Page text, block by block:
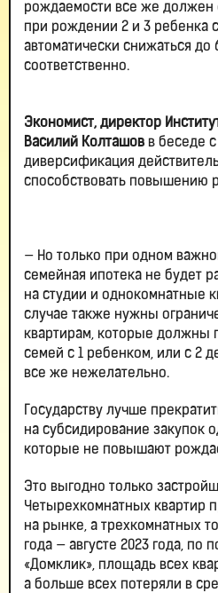
рождаемости все же должен
при рождении 2 и 3 ребенка
автоматически снижаться до
соответственно.
Экономист, директор
Василий Колташов в беседе
диверсификация
способствовать повышению
— Но только при одном
семейная ипотека не будет
на студии и однокомнатные
случае также нужны
квартирам, которые должны
семей с 1 ребенком, или с 2
все же нежелательно.
Государству лучше
на субсидирование закупок
которые не повышают
Это выгодно только
Четырехкомнатных квартир
на рынке, а трехкомнатных
года — августе 2023 года, по
«Домклик», площадь всех
а больше всех потеряли в